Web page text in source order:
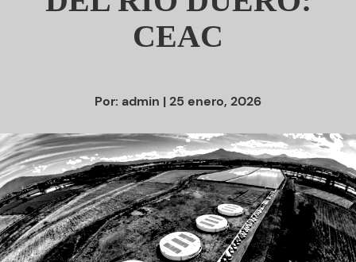
CEAC
Por: admin | 25 enero, 2026